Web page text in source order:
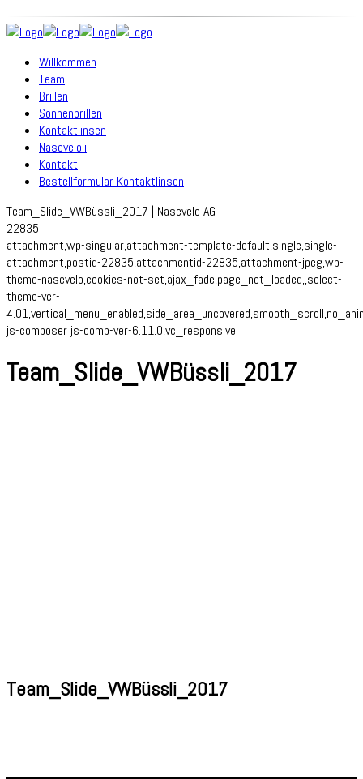
Willkommen
Team
Brillen
Sonnenbrillen
Kontaktlinsen
Nasevelöli
Kontakt
Bestellformular Kontaktlinsen
Team_Slide_VWBüssli_2017 | Nasevelo AG
22835
attachment,wp-singular,attachment-template-default,single,single-
attachment,postid-22835,attachmentid-22835,attachment-jpeg,wp-
theme-nasevelo,cookies-not-set,ajax_fade,page_not_loaded,,select-
theme-ver-
js-composer js-comp-ver-6.11.0,vc_responsive
Team_Slide_VWBüssli_2017
Team_Slide_VWBüssli_2017